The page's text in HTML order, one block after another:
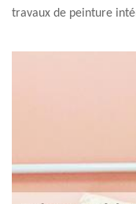
travaux de peinture